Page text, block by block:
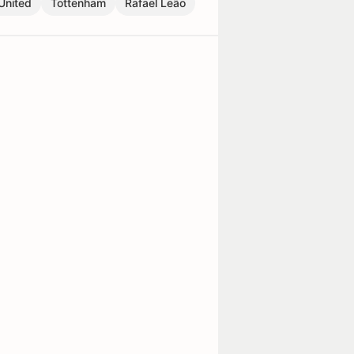
Tottenham Rafael Leão